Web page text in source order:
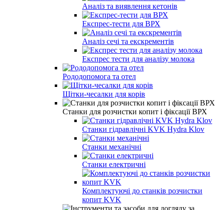
Аналіз та виявлення кетонів
Експрес-тести для ВРХ
Аналіз сечі та екскрементів
Експрес тести для аналізу молока
Рододопомога та отел
Щітки-чесалки для корів
Станки для розчистки копит і фіксації ВРХ
Станки гідравлічні KVK Hydra Klov
Станки механічні
Станки електричні
Комплектуючі до станків розчистки
копит KVK